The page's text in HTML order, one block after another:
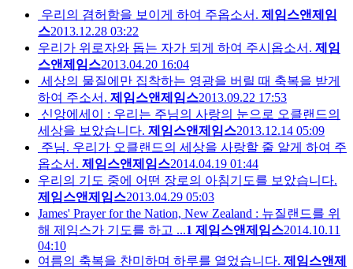
우리의 겸허함을 보이게 하여 주옵소서. 제임스앤제임
스2013.12.28 03:22
우리가 위로자와 돕는 자가 되게 하여 주시옵소서. 제임
스앤제임스2013.04.20 16:04
세상의 물질에만 집착하는 영광을 버릴 때 축복을 받게
하여 주소서. 제임스앤제임스2013.09.22 17:53
신앙에세이 : 우리는 주님의 사랑의 눈으로 오클랜드의
세상을 보았습니다. 제임스앤제임스2013.12.14 05:09
주님. 우리가 오클랜드의 세상을 사랑할 줄 알게 하여 주
옵소서. 제임스앤제임스2014.04.19 01:44
우리의 기도 중에 어떤 장로의 아침기도를 보았습니다.
제임스앤제임스2013.04.29 05:03
James' Prayer for the Nation, New Zealand : 뉴질랜드를 위
해 제임스가 기도를 하고 ...1 제임스앤제임스2014.10.11
04:10
여름의 축복을 찬미하며 하루를 열었습니다. 제임스앤제